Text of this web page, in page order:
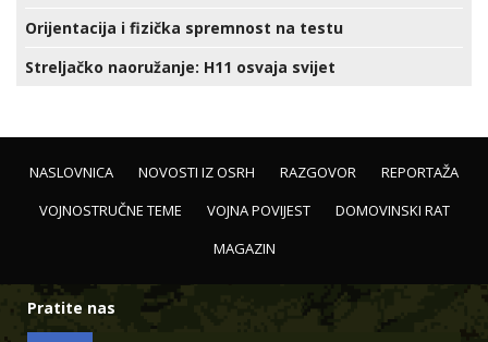
Orijentacija i fizička spremnost na testu
Streljačko naoružanje: H11 osvaja svijet
NASLOVNICA NOVOSTI IZ OSRH RAZGOVOR
REPORTAŽA
VOJNOSTRUČNE TEME
VOJNA POVIJEST
DOMOVINSKI RAT
MAGAZIN
Pratite nas